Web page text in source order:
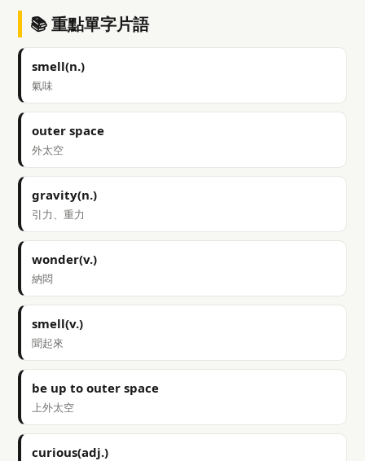
📚 重點單字片語
smell(n.)
氣味
outer space
外太空
gravity(n.)
引力、重力
wonder(v.)
納悶
smell(v.)
聞起來
be up to outer space
上外太空
curious(adj.)